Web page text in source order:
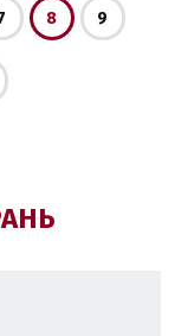
8 9